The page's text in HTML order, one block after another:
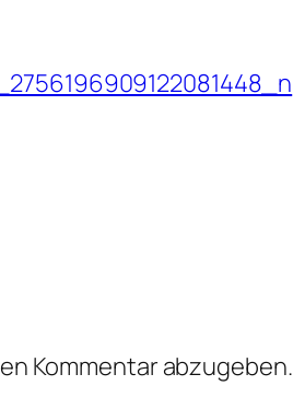
Kommentar abzugeben.